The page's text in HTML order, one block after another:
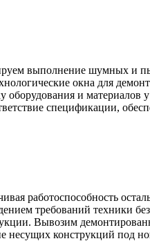
выполнение шумных и
окна для
и материалов
спецификации,
работоспособность
требований техники
Вывозим
конструкций под